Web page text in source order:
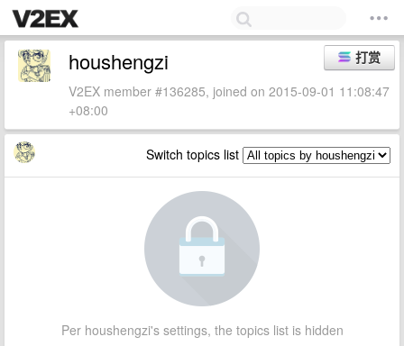
打赏
houshengzi
V2EX member #136285, joined on 2015-09-01 11:08:47
+08:00
Switch topics list
Per houshengzi's settings, the topics list is hidden